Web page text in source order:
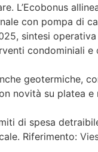
L’Ecobonus
con pompa di
, sintesi
condominiali
geotermiche,
novità su platea
di spesa
Riferimento: